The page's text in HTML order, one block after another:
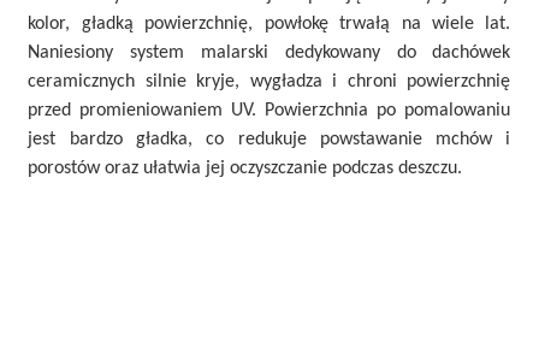
kolor, gładką powierzchnię, powłokę trwałą na wiele lat.
Naniesiony system malarski dedykowany do dachówek
ceramicznych silnie kryje, wygładza i chroni powierzchnię
przed promieniowaniem UV. Powierzchnia po pomalowaniu
jest bardzo gładka, co redukuje powstawanie mchów i
porostów oraz ułatwia jej oczyszczanie podczas deszczu.